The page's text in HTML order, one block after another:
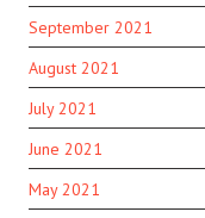
September 2021
August 2021
July 2021
June 2021
May 2021